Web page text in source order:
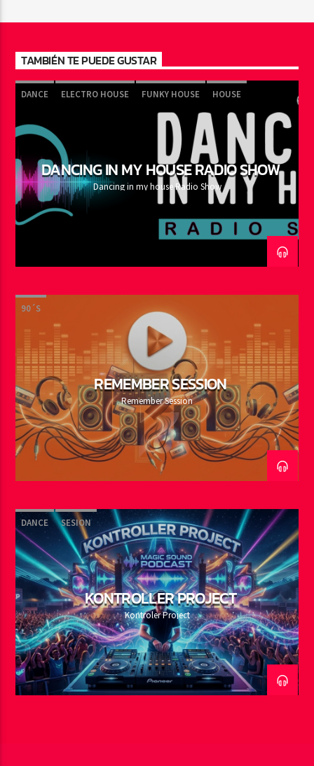
TAMBIÉN TE PUEDE GUSTAR
DANCE ELECTRO HOUSE FUNKY HOUSE HOUSE
TRANCE
DANCING IN MY HOUSE RADIO SHOW
Dancing in my house Radio Show
90´S
REMEMBER SESSION
Remember Session
DANCE SESION
KONTROLLER PROJECT
Kontroler Project